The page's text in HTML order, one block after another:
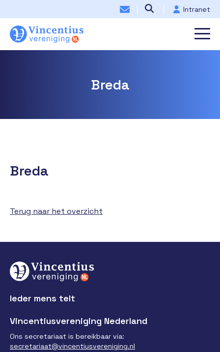
Intranet
Breda
Breda
Terug naar het overzicht
Ieder mens telt
Vincentiusvereniging Nederland
Ons secretariaat is bereikbaar via:
secretariaat@vincentiusvereniging.nl